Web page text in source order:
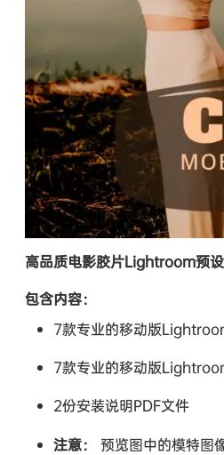
高品质电影胶片Lightroom预设
包含内容：
7款专业的移动版
7款专业的移动版
2份安装说明PDF文件
注意：
预览图中的模特图